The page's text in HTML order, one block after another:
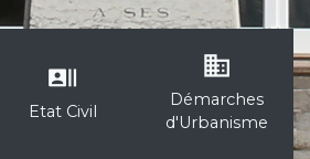
recent_actors
Etat Civil
business
Démarches
d'Urbanisme